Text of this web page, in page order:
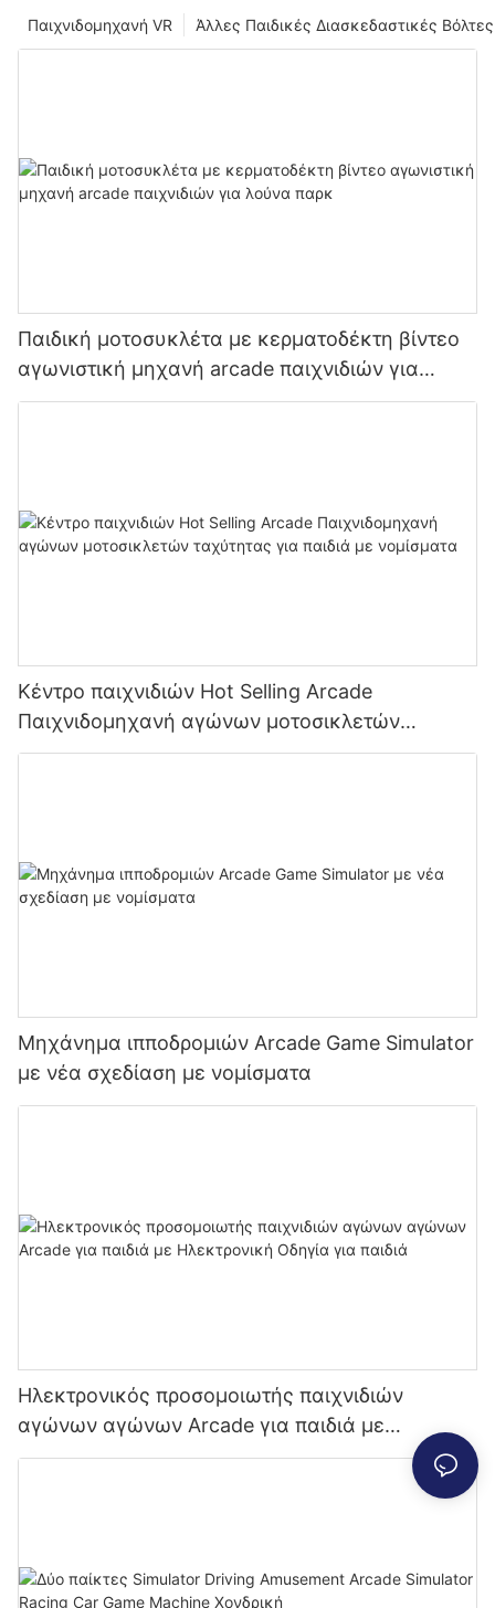
Άλλες Παιδικές Διασκεδαστικές Βόλτες
Παιχνιδομηχανή VR
Παιδική μοτοσυκλέτα με κερματοδέκτη βίντεο
αγωνιστική μηχανή arcade παιχνιδιών για
λούνα παρκ
Κέντρο παιχνιδιών Hot Selling Arcade
Παιχνιδομηχανή αγώνων μοτοσικλετών
ταχύτητας για παιδιά με νομίσματα
Μηχάνημα ιπποδρομιών Arcade Game Simulator
με νέα σχεδίαση με νομίσματα
Ηλεκτρονικός προσομοιωτής παιχνιδιών
αγώνων αγώνων Arcade για παιδιά με
Ηλεκτρονική Οδηγία για παιδιά